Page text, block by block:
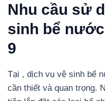
Nhu cầu sử
sinh bể
9
Tại , dịch vụ vệ sinh bể
cần thiết và quan trọng.